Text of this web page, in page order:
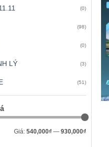
(0)
(98)
(0)
LÝ (3)
(51)
Giá: 540,000₫— 930,000₫